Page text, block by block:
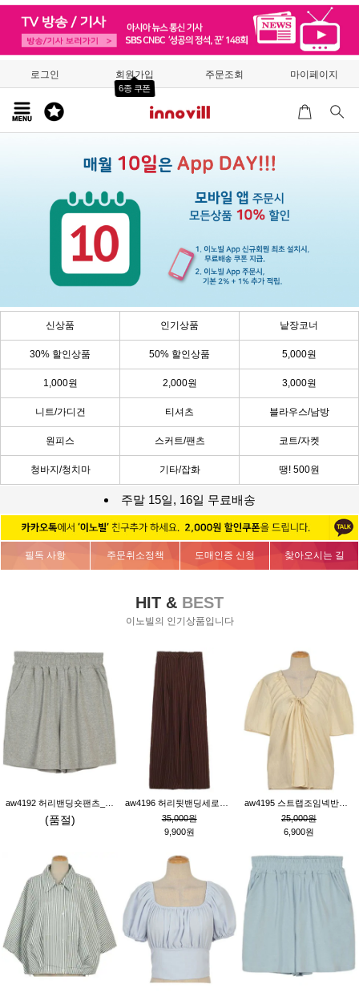
로그인 회원가입
6종 쿠폰
주문조회 마이페이지
신상품 인기상품 낱장코너
30% 할인상품 50% 할인상품 5,000원
1,000원 2,000원 3,000원
니트/가디건 티셔츠 블라우스/남방
원피스 스커트/팬츠 코트/자켓
청바지/청치마 기타/잡화 땡! 500원
주말 15일, 16일 무료배송
필독 사항 주문취소정책 도매인증 신청 찾아오시는 길
HIT & BEST
이노빌의 인기상품입니다
(품절)
35,000원
9,900원
25,000원
6,900원